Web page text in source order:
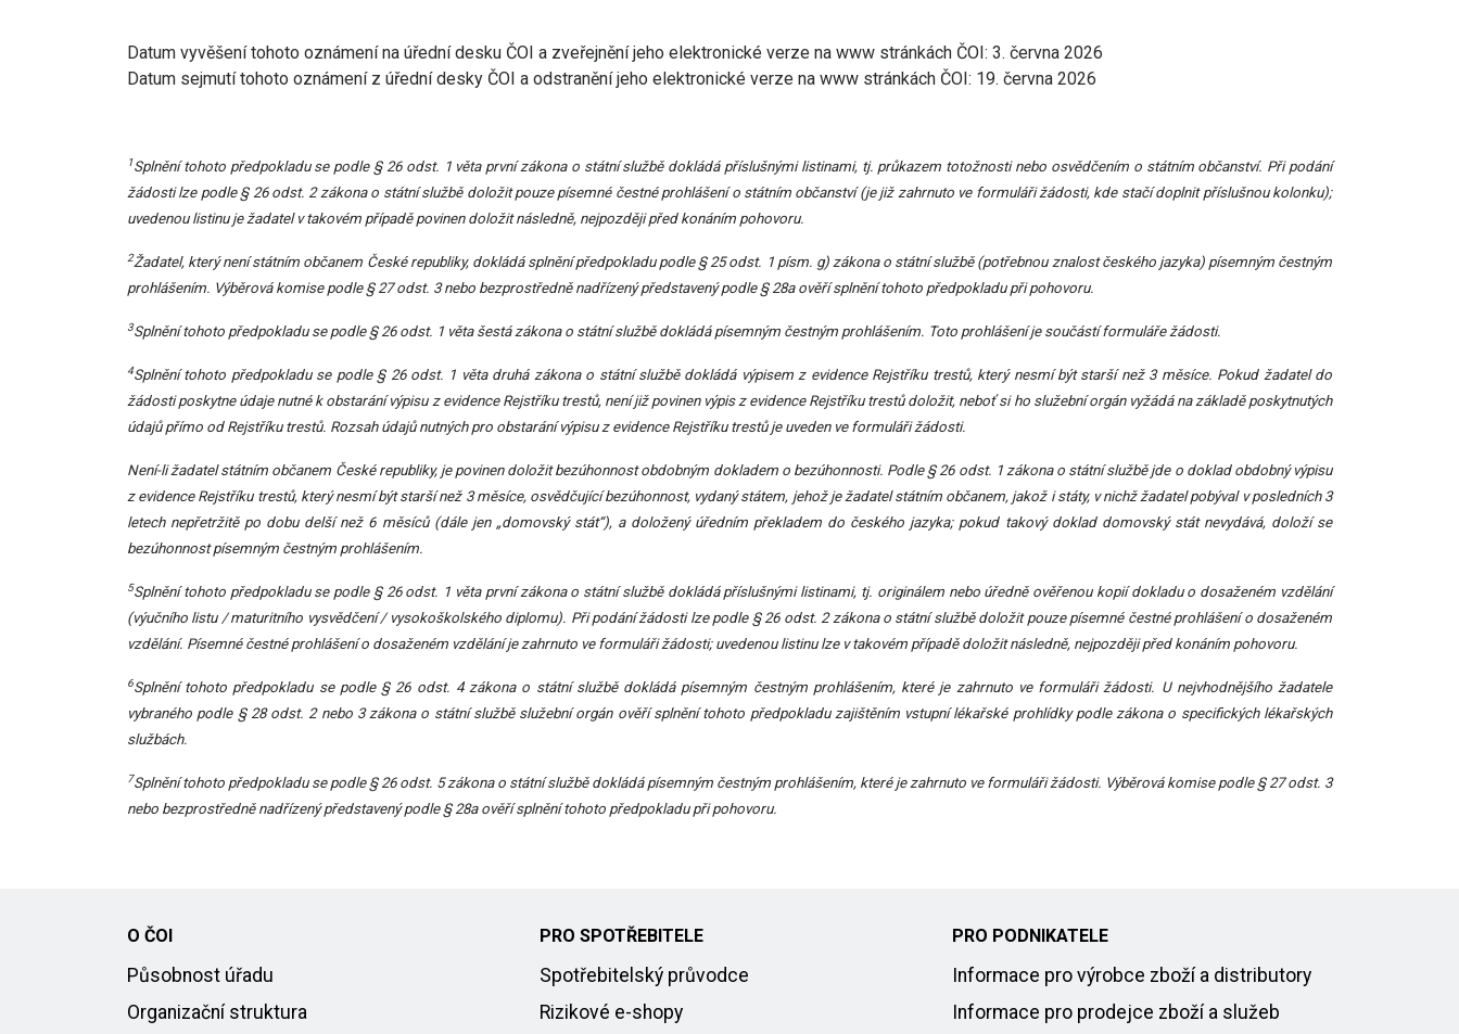
Datum vyvěšení tohoto oznámení na úřední desku ČOI a zveřejnění jeho elektronické verze na www stránkách ČOI: 3. června 2026
Datum sejmutí tohoto oznámení z úřední desky ČOI a odstranění jeho elektronické verze na www stránkách ČOI: 19. června 2026
1Splnění tohoto předpokladu se podle § 26 odst. 1 věta první zákona o státní službě dokládá příslušnými listinami, tj. průkazem totožnosti nebo osvědčením o státním občanství. Při podání
žádosti lze podle § 26 odst. 2 zákona o státní službě doložit pouze písemné čestné prohlášení o státním občanství (je již zahrnuto ve formuláři žádosti, kde stačí doplnit příslušnou kolonku);
uvedenou listinu je žadatel v takovém případě povinen doložit následně, nejpozději před konáním pohovoru.
2Žadatel, který není státním občanem České republiky, dokládá splnění předpokladu podle § 25 odst. 1 písm. g) zákona o státní službě (potřebnou znalost českého jazyka) písemným čestným
prohlášením. Výběrová komise podle § 27 odst. 3 nebo bezprostředně nadřízený představený podle § 28a ověří splnění tohoto předpokladu při pohovoru.
3Splnění tohoto předpokladu se podle § 26 odst. 1 věta šestá zákona o státní službě dokládá písemným čestným prohlášením. Toto prohlášení je součástí formuláře žádosti.
4Splnění tohoto předpokladu se podle § 26 odst. 1 věta druhá zákona o státní službě dokládá výpisem z evidence Rejstříku trestů, který nesmí být starší než 3 měsíce. Pokud žadatel do
žádosti poskytne údaje nutné k obstarání výpisu z evidence Rejstříku trestů, není již povinen výpis z evidence Rejstříku trestů doložit, neboť si ho služební orgán vyžádá na základě poskytnutých
údajů přímo od Rejstříku trestů. Rozsah údajů nutných pro obstarání výpisu z evidence Rejstříku trestů je uveden ve formuláři žádosti.
Není-li žadatel státním občanem České republiky, je povinen doložit bezúhonnost obdobným dokladem o bezúhonnosti. Podle § 26 odst. 1 zákona o státní službě jde o doklad obdobný výpisu
z evidence Rejstříku trestů, který nesmí být starší než 3 měsíce, osvědčující bezúhonnost, vydaný státem, jehož je žadatel státním občanem, jakož i státy, v nichž žadatel pobýval v posledních 3
letech nepřetržitě po dobu delší než 6 měsíců (dále jen „domovský stát“), a doložený úředním překladem do českého jazyka; pokud takový doklad domovský stát nevydává, doloží se
bezúhonnost písemným čestným prohlášením.
5Splnění tohoto předpokladu se podle § 26 odst. 1 věta první zákona o státní službě dokládá příslušnými listinami, tj. originálem nebo úředně ověřenou kopií dokladu o dosaženém vzdělání
(výučního listu / maturitního vysvědčení / vysokoškolského diplomu). Při podání žádosti lze podle § 26 odst. 2 zákona o státní službě doložit pouze písemné čestné prohlášení o dosaženém
vzdělání. Písemné čestné prohlášení o dosaženém vzdělání je zahrnuto ve formuláři žádosti; uvedenou listinu lze v takovém případě doložit následně, nejpozději před konáním pohovoru.
6Splnění tohoto předpokladu se podle § 26 odst. 4 zákona o státní službě dokládá písemným čestným prohlášením, které je zahrnuto ve formuláři žádosti. U nejvhodnějšího žadatele
vybraného podle § 28 odst. 2 nebo 3 zákona o státní službě služební orgán ověří splnění tohoto předpokladu zajištěním vstupní lékařské prohlídky podle zákona o specifických lékařských
službách.
7Splnění tohoto předpokladu se podle § 26 odst. 5 zákona o státní službě dokládá písemným čestným prohlášením, které je zahrnuto ve formuláři žádosti. Výběrová komise podle § 27 odst. 3
nebo bezprostředně nadřízený představený podle § 28a ověří splnění tohoto předpokladu při pohovoru.
O ČOI
Působnost úřadu
Organizační struktura
PRO SPOTŘEBITELE
Spotřebitelský průvodce
Rizikové e-shopy
PRO PODNIKATELE
Informace pro výrobce zboží a distributory
Informace pro prodejce zboží a služeb